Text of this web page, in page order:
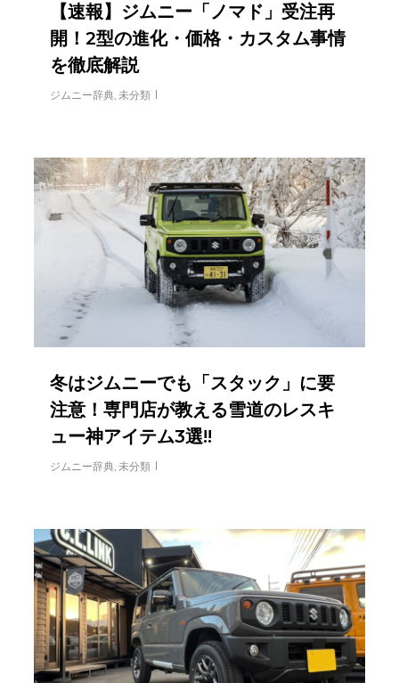
【速報】ジムニー「ノマド」受注再
開！2型の進化・価格・カスタム事情
を徹底解説
ジムニー辞典,未分類
冬はジムニーでも「スタック」に要
注意！専門店が教える雪道のレスキ
ュー神アイテム3選!!
ジムニー辞典 ,未分類